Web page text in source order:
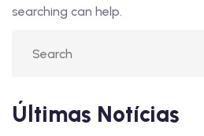
searching can help.
Últimas Notícias